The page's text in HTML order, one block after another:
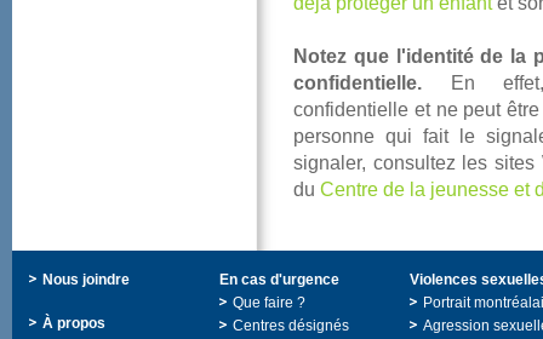
confidentielle.
du
Nousjoindre
Àpropos
Encasd'urgence
Quefaire?
Centresdésignés